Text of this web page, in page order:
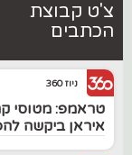
צ'ט קבוצת
הכתבים
ניוז 360
טראמפ: מטוסי
איראן ביקשה